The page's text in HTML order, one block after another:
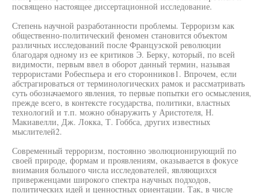
посвящено настоящее диссертационной исследование.
Степень научной разработанности проблемы. Терроризм как
общественно-политический феномен становится объектом
различных исследований после Французской революции
благодаря одному из ее критиков Э. Берку, который, по всей
видимости, первым ввел в оборот данный термин, называя
террористами Робеспьера и его сторонников1. Впрочем, если
абстрагироваться от терминологических рамок и рассматривать
суть обозначаемого явления, то первые попытки его осмысления,
прежде всего, в контексте государства, политики, властных
технологий и т.п. можно обнаружить у Аристотеля, Н.
Макиавелли, Дж. Локка, Т. Гоббса, других известных
мыслителей2.
Современный терроризм, постоянно эволюционирующий по
своей природе, формам и проявлениям, оказывается в фокусе
внимания большого числа исследователей, являющихся
приверженцами широкого спектра научных подходов,
политических идей и ценностных ориентации. Так, в числе